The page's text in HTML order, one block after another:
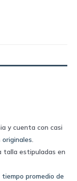
y cuenta con casi
originales.
talla estipuladas en
tiempo promedio de